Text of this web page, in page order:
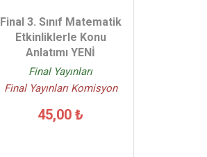
Final 3. Sınıf Matematik
Etkinliklerle Konu
Anlatımı YENİ
Final Yayınları
Final Yayınları Komisyon
45,00 ₺